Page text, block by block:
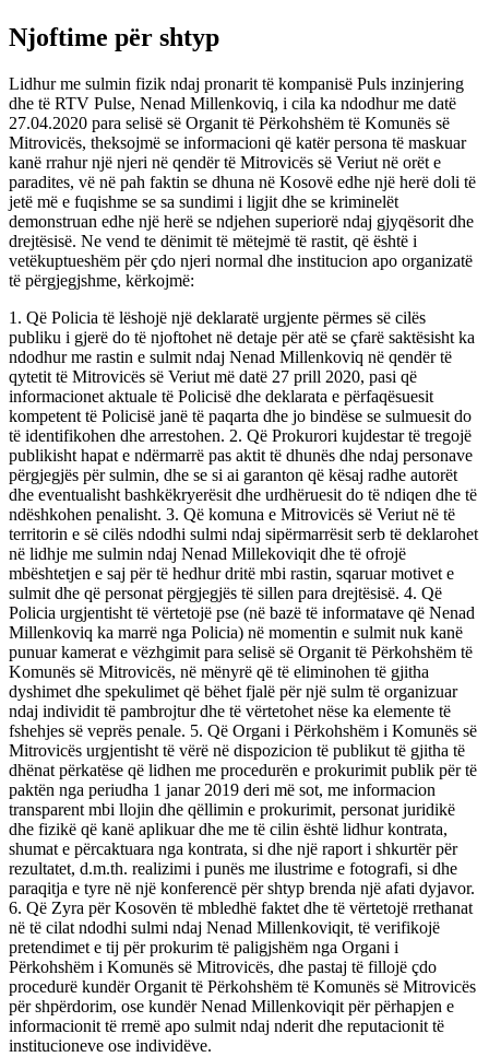
Njoftime për shtyp
Lidhur me sulmin fizik ndaj pronarit të kompanisë Puls inzinjering
dhe të RTV Pulse, Nenad Millenkoviq, i cila ka ndodhur me datë
27.04.2020 para selisë së Organit të Përkohshëm të Komunës së
Mitrovicës, theksojmë se informacioni që katër persona të maskuar
kanë rrahur një njeri në qendër të Mitrovicës së Veriut në orët e
paradites, vë në pah faktin se dhuna në Kosovë edhe një herë doli të
jetë më e fuqishme se sa sundimi i ligjit dhe se kriminelët
demonstruan edhe një herë se ndjehen superiorë ndaj gjyqësorit dhe
drejtësisë. Ne vend te dënimit të mëtejmë të rastit, që është i
vetëkuptueshëm për çdo njeri normal dhe institucion apo organizatë
të përgjegjshme, kërkojmë:
1. Që Policia të lëshojë një deklaratë urgjente përmes së cilës
publiku i gjerë do të njoftohet në detaje për atë se çfarë saktësisht ka
ndodhur me rastin e sulmit ndaj Nenad Millenkoviq në qendër të
qytetit të Mitrovicës së Veriut më datë 27 prill 2020, pasi që
informacionet aktuale të Policisë dhe deklarata e përfaqësuesit
kompetent të Policisë janë të paqarta dhe jo bindëse se sulmuesit do
të identifikohen dhe arrestohen. 2. Që Prokurori kujdestar të tregojë
publikisht hapat e ndërmarrë pas aktit të dhunës dhe ndaj personave
përgjegjës për sulmin, dhe se si ai garanton që kësaj radhe autorët
dhe eventualisht bashkëkryerësit dhe urdhëruesit do të ndiqen dhe të
ndëshkohen penalisht. 3. Që komuna e Mitrovicës së Veriut në të
territorin e së cilës ndodhi sulmi ndaj sipërmarrësit serb të deklarohet
në lidhje me sulmin ndaj Nenad Millekoviqit dhe të ofrojë
mbështetjen e saj për të hedhur dritë mbi rastin, sqaruar motivet e
sulmit dhe që personat përgjegjës të sillen para drejtësisë. 4. Që
Policia urgjentisht të vërtetojë pse (në bazë të informatave që Nenad
Millenkoviq ka marrë nga Policia) në momentin e sulmit nuk kanë
punuar kamerat e vëzhgimit para selisë së Organit të Përkohshëm të
Komunës së Mitrovicës, në mënyrë që të eliminohen të gjitha
dyshimet dhe spekulimet që bëhet fjalë për një sulm të organizuar
ndaj individit të pambrojtur dhe të vërtetohet nëse ka elemente të
fshehjes së veprës penale. 5. Që Organi i Përkohshëm i Komunës së
Mitrovicës urgjentisht të vërë në dispozicion të publikut të gjitha të
dhënat përkatëse që lidhen me procedurën e prokurimit publik për të
paktën nga periudha 1 janar 2019 deri më sot, me informacion
transparent mbi llojin dhe qëllimin e prokurimit, personat juridikë
dhe fizikë që kanë aplikuar dhe me të cilin është lidhur kontrata,
shumat e përcaktuara nga kontrata, si dhe një raport i shkurtër për
rezultatet, d.m.th. realizimi i punës me ilustrime e fotografi, si dhe
paraqitja e tyre në një konferencë për shtyp brenda një afati dyjavor.
6. Që Zyra për Kosovën të mbledhë faktet dhe të vërtetojë rrethanat
në të cilat ndodhi sulmi ndaj Nenad Millenkoviqit, të verifikojë
pretendimet e tij për prokurim të paligjshëm nga Organi i
Përkohshëm i Komunës së Mitrovicës, dhe pastaj të fillojë çdo
procedurë kundër Organit të Përkohshëm të Komunës së Mitrovicës
për shpërdorim, ose kundër Nenad Millenkoviqit për përhapjen e
informacionit të rremë apo sulmit ndaj nderit dhe reputacionit të
institucioneve ose individëve.